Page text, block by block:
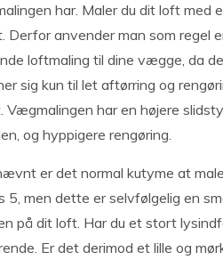
har. Maler du dit loft med
Derfor anvender man som regel
loftmaling til dine vægge, da
sig kun til let aftørring og
Vægmalingen har en højere
og hyppigere rengøring.
er det normal kutyme at
5, men dette er selvfølgelig en
på dit loft. Har du et stort
Er det derimod et lille og